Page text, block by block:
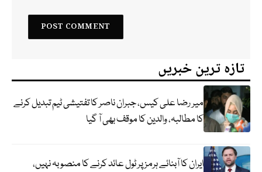
تازہ ترین خبریں
میر رضا علی کیس، جبران ناصر کا تفتیشی ٹیم تبدیل کرنے
کا مطالبہ، والدین کا موقف بھی آ گیا
ایران کا آبنائے ہرمز پر ٹول عائد کرنے کا منصوبہ نہیں،